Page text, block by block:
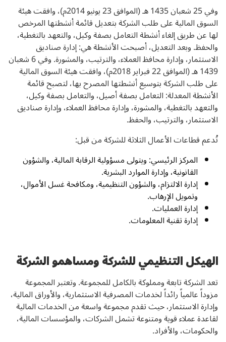
وفي 25 شعبان 1435 هـ (الموافق 23 يونيو 2014م)، وافقت هيئة
السوق المالية على طلب الشركة بتعديل قائمة أنشطتها المرخص
لها عن طريق إلغاء أنشطة التعامل بصفة وكيل، والتعهد بالتغطية،
والحفظ. وبعد التعديل، أصبحت الأنشطة هي: إدارة صناديق
الاستثمار، وإدارة محافظ العملاء، والترتيب، والمشورة. وفي 6 شعبان
1439 هـ (الموافق 22 فبراير 2018م)، وافقت هيئة السوق المالية
على طلب الشركة بتوسيع أنشطتها المصرح بها، لتصبح قائمة
الأنشطة المعدلة: التعامل بصفة أصيل، والتعامل بصفة وكيل،
والتعهد بالتغطية، والمشورة، وإدارة محافظ العملاء، وإدارة صناديق
الاستثمار، والترتيب، والحفظ.
تُدعم قطاعات الأعمال الثلاثة للشركة من قبل:
المركز الرئيسي: ويتولى مسؤولية الرقابة المالية، والشؤون
القانونية، وإدارة الموارد البشرية.
إدارة الالتزام، والشؤون التنظيمية، ومكافحة غسل الأموال،
وتمويل الإرهاب.
إدارة العمليات.
إدارة تقنية المعلومات.
الهيكل التنظيمي للشركة ومساهمو الشركة
تعد الشركة تابعة ومملوكة بالكامل للمجموعة. وتعتبر المجموعة
مزوداً عالمياً رائداً لخدمات المصرفية الاستثمارية، والأوراق المالية،
وإدارة الاستثمار، حيث تقدم مجموعة واسعة من الخدمات المالية
لقاعدة عملاء قوية ومتنوعة تشمل الشركات، والمؤسسات المالية،
والحكومات، والأفراد.